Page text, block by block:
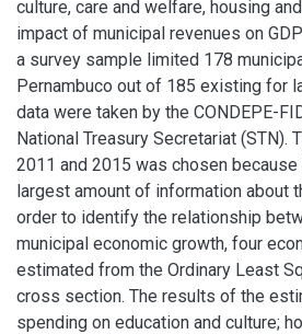
culture, care and welfare, housing
impact of municipal revenues on
a survey sample limited 178
Pernambuco out of 185 existing for
data were taken by the CONDEPE-
National Treasury Secretariat (STN).
2011 and 2015 was chosen
largest amount of information about
order to identify the relationship
municipal economic growth, four
estimated from the Ordinary Least
cross section. The results of the
spending on education and culture;